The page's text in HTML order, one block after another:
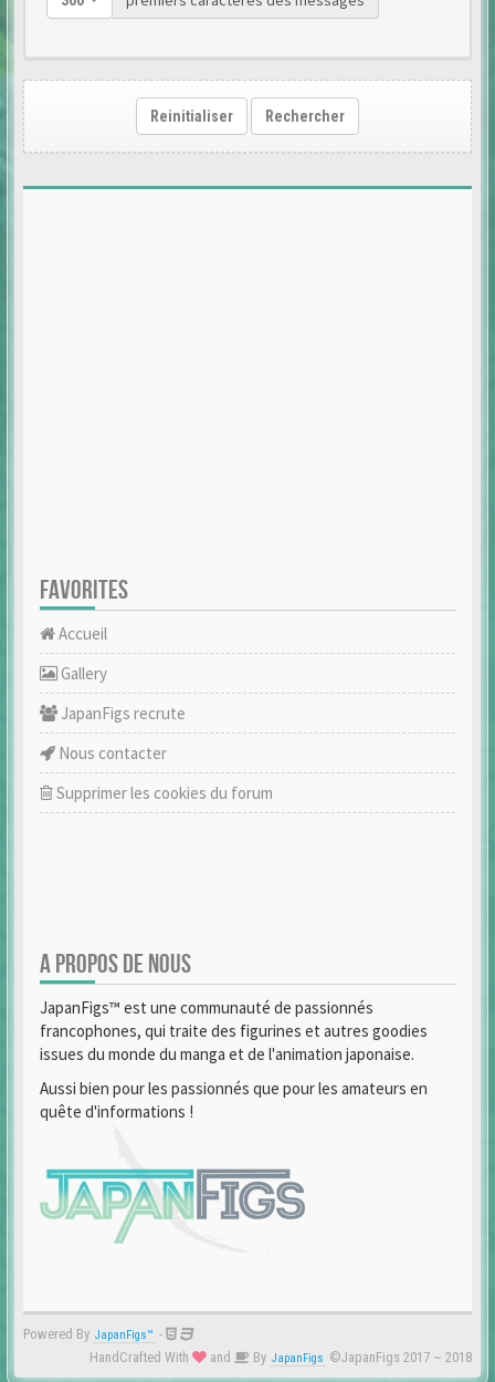
Reinitialiser Rechercher
FAVORITES
Accueil
Gallery
JapanFigs recrute
Nous contacter
Supprimer les cookies du forum
A PROPOS DE NOUS
JapanFigs™ est une communauté de passionnés
francophones, qui traite des figurines et autres goodies
issues du monde du manga et de l'animation japonaise.
Aussi bien pour les passionnés que pour les amateurs en
quête d'informations !
Powered By JapanFigs™ -
HandCrafted With
and By JapanFigs ©JapanFigs 2017 ~ 2018